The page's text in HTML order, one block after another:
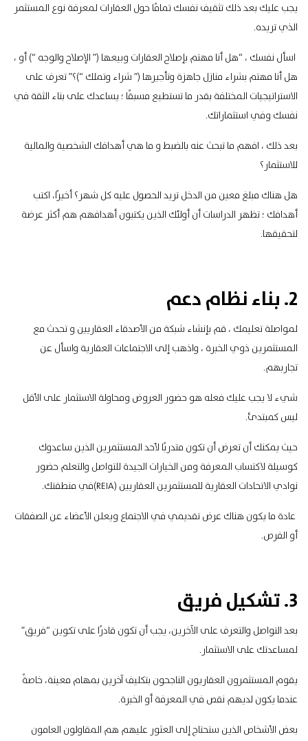
يجب عليك بعد ذلك تثقيف نفسك تمامًا حول العقارات لمعرفة نوع المستثمر
الذي تريده.
اسأل نفسك ، “هل أنا مهتم بإصلاح العقارات وبيعها (” الإصلاح والوجه “) أو ،
هل أنا مهتم بشراء منازل جاهزة وتأجيرها (” شراء وتملك “)؟” تعرف على
الاستراتيجيات المختلفة بقدر ما تستطيع مسبقًا ؛ يساعدك على بناء الثقة في
نفسك وفي استثماراتك.
بعد ذلك ، افهم ما تبحث عنه بالضبط و ما هي أهدافك الشخصية والمالية
للاستثمار؟
هل هناك مبلغ معين من الدخل تريد الحصول عليه كل شهر؟ أخيرًا، اكتب
أهدافك ؛ تظهر الدراسات أن أولئك الذين يكتبون أهدافهم هم أكثر عرضة
لتحقيقها.
2. بناء نظام دعم
لمواصلة تعليمك ، قم بإنشاء شبكة من الأصدقاء العقاريين و تحدث مع
المستثمرين ذوي الخبرة ، واذهب إلى الاجتماعات العقارية واسأل عن
تجاربهم.
شيء لا يجب عليك فعله هو حضور العروض ومحاولة الاستثمار على الأقل
ليس كمبتدئ.
حيث يمكنك أن تعرض أن تكون متدربًا لأحد المستثمرين الذين ساعدوك
كوسيلة لاكتساب المعرفة ومن الخيارات الجيدة للتواصل والتعلم حضور
نوادي الاتحادات العقارية للمستثمرين العقاريين (REIA)
في منطقتك.
عادة ما يكون هناك عرض تقديمي في الاجتماع ويعلن الأعضاء عن الصفقات
أو الفرص.
3. تشكيل فريق
بعد التواصل والتعرف على الآخرين، يجب أن تكون قادرًا على تكوين “فريق”
لمساعدتك على الاستثمار.
يقوم المستثمرون العقاريون الناجحون بتكليف آخرين بمهام معينة، خاصةً
عندما يكون لديهم نقص في المعرفة أو الخبرة.
بعض الأشخاص الذين ستحتاج إلى العثور عليهم هم المقاولون العامون